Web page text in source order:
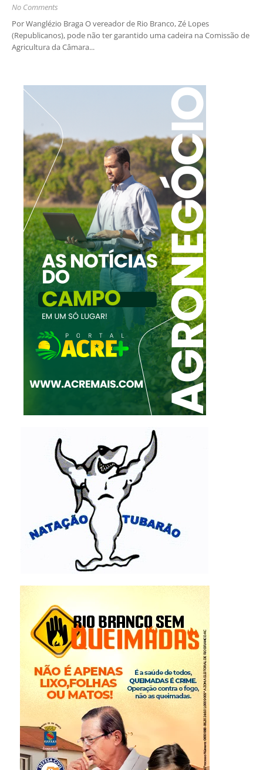
No Comments
Por Wanglézio Braga O vereador de Rio Branco, Zé Lopes
(Republicanos), pode não ter garantido uma cadeira na Comissão de
Agricultura da Câmara...